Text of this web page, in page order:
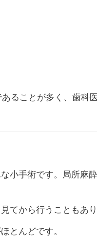
ることが多く、歯科
小手術です。局所麻
てから行うこともあり
とんどです。